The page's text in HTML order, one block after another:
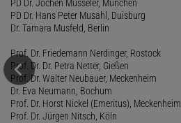
PD Dr. Jochen Müsseler, München
PD Dr. Hans Peter Musahl, Duisburg
Dr. Tamara Musfeld, Berlin
Prof. Dr. Friedemann Nerdinger, Rostock
Prof. Dr. Dr. Petra Netter, Gießen
Prof. Dr. Walter Neubauer, Meckenheim
Dr. Eva Neumann, Bochum
Prof. Dr. Horst Nickel (Emeritus), Meckenheim
Prof. Dr. Jürgen Nitsch, Köln